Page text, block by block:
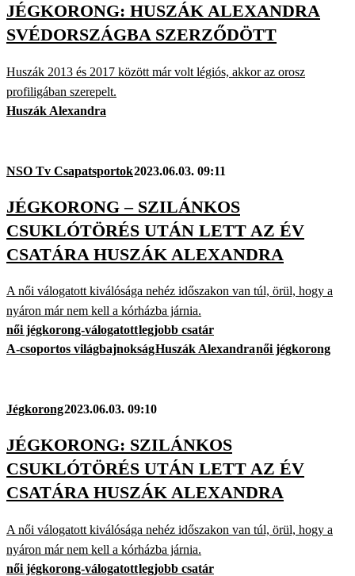
JÉGKORONG: HUSZÁK ALEXANDRA
SVÉDORSZÁGBA SZERZŐDÖTT
Huszák 2013 és 2017 között már volt légiós, akkor az orosz
profiligában szerepelt.
Huszák Alexandra
NSO Tv Csapatsportok2023.06.03. 09:11
JÉGKORONG – SZILÁNKOS
CSUKLÓTÖRÉS UTÁN LETT AZ ÉV
CSATÁRA HUSZÁK ALEXANDRA
A női válogatott kiválósága nehéz időszakon van túl, örül, hogy a
nyáron már nem kell a kórházba járnia.
női jégkorong-válogatottlegjobb csatár
A-csoportos világbajnokságHuszák Alexandranői jégkorong
Jégkorong2023.06.03. 09:10
JÉGKORONG: SZILÁNKOS
CSUKLÓTÖRÉS UTÁN LETT AZ ÉV
CSATÁRA HUSZÁK ALEXANDRA
A női válogatott kiválósága nehéz időszakon van túl, örül, hogy a
nyáron már nem kell a kórházba járnia.
női jégkorong-válogatottlegjobb csatár